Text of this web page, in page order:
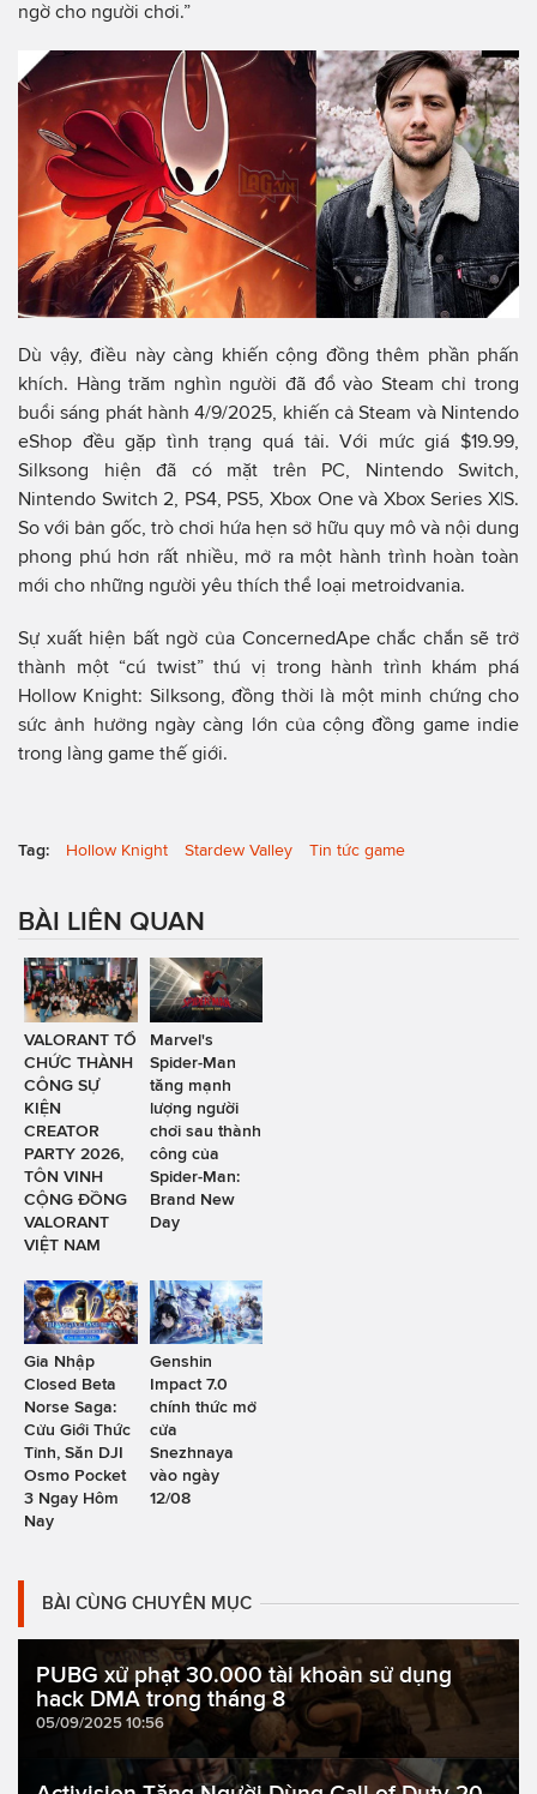
ngờ cho người chơi.”
Dù vậy, điều này càng khiến cộng đồng thêm phần phấn
khích. Hàng trăm nghìn người đã đổ vào Steam chỉ trong
buổi sáng phát hành 4/9/2025, khiến cả Steam và Nintendo
eShop đều gặp tình trạng quá tải. Với mức giá $19.99,
Silksong hiện đã có mặt trên PC, Nintendo Switch,
Nintendo Switch 2, PS4, PS5, Xbox One và Xbox Series X|S.
So với bản gốc, trò chơi hứa hẹn sở hữu quy mô và nội dung
phong phú hơn rất nhiều, mở ra một hành trình hoàn toàn
mới cho những người yêu thích thể loại metroidvania.
Sự xuất hiện bất ngờ của ConcernedApe chắc chắn sẽ trở
thành một “cú twist” thú vị trong hành trình khám phá
Hollow Knight: Silksong, đồng thời là một minh chứng cho
sức ảnh hưởng ngày càng lớn của cộng đồng game indie
trong làng game thế giới.
Tag: Hollow Knight Stardew Valley Tin tức game
BÀI LIÊN QUAN
VALORANT TỔ
CHỨC THÀNH
CÔNG SỰ
KIỆN
CREATOR
PARTY 2026,
TÔN VINH
CỘNG ĐỒNG
VALORANT
VIỆT NAM
Marvel's
Spider-Man
tăng mạnh
lượng người
chơi sau thành
công của
Spider-Man:
Brand New
Day
Gia Nhập
Closed Beta
Norse Saga:
Cửu Giới Thức
Tỉnh, Săn DJI
Osmo Pocket
3 Ngay Hôm
Nay
Genshin
Impact 7.0
chính thức mở
cửa
Snezhnaya
vào ngày
12/08
BÀI CÙNG CHUYÊN MỤC
PUBG xử phạt 30.000 tài khoản sử dụng
hack DMA trong tháng 8
05/09/2025 10:56